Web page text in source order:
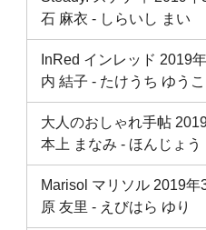
石 麻衣 ‐ しらいし まい
InRed インレッド 2019
内 結子 ‐ たけうち ゆうこ
大人のおしゃれ手帖
本上 まなみ ‐ ほんじょう
Marisol マリソル 2019
原 友里 ‐ えびはら ゆり